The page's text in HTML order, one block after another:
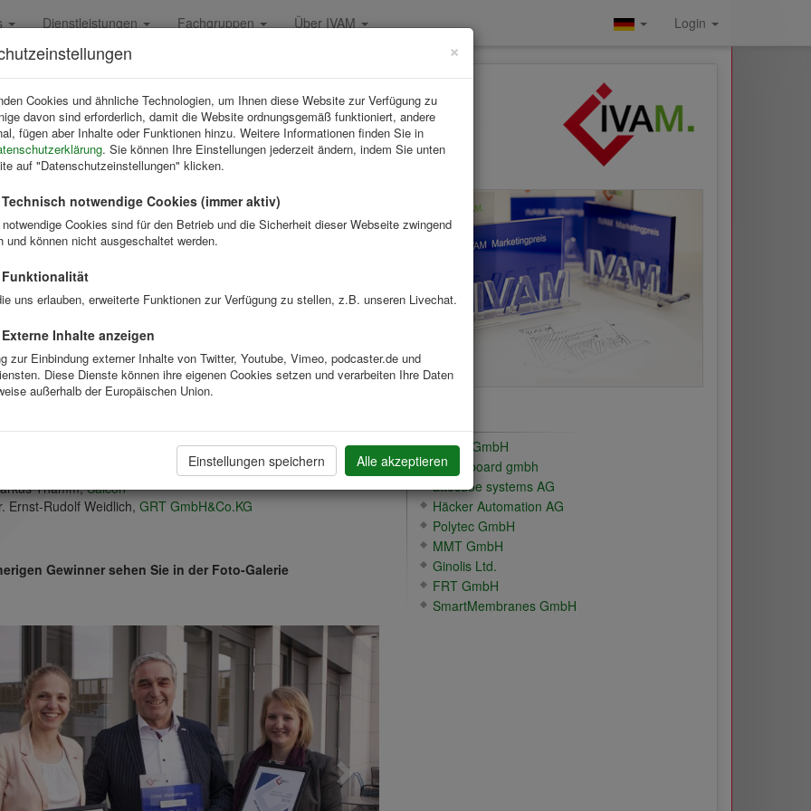
Dienstleistungen Fachgruppen Über IVAM Login
für Mikrotechnik
Marketingpreis
mittelständische Unternehmen haben nicht die Ressourcen,
ausgeben können, um mal eben eine Kampagne
Der IVAM-­Marketingpreis berücksichtigt nicht zuletzt auch,
Unternehmen mit schmalem Budget diesen Planeten erobern
das geht, sehen Sie an den bisherigen Gewinnern des IVAM-
2019
Herrmann,TechnologieZentrumDortmund GmbH
K. Lancki und M. Lancki Ingenieurbüro
Thamm,Salcon
Ernst-Rudolf Weidlich, GRT GmbH&Co.KG
Gewinner sehen Sie in der Foto-Galerie
Aceos GmbH
alpha-board gmbh
attocube systems AG
Häcker Automation AG
Polytec GmbH
MMT GmbH
Ginolis Ltd.
FRT GmbH
SmartMembranes GmbH
Next
×
Cookies und ähnliche Technologien, um Ihnen diese Website zur Verfügung zu
davon sind erforderlich, damit die Website ordnungsgemäß funktioniert, andere
fügen aber Inhalte oder Funktionen hinzu. Weitere Informationen finden Sie in
. Sie können Ihre Einstellungen jederzeit ändern, indem Sie unten
auf "Datenschutzeinstellungen" klicken.
Technisch notwendige Cookies (immer aktiv)
Cookies sind für den Betrieb und die Sicherheit dieser Webseite zwingend
und können nicht ausgeschaltet werden.
Funktionalität
uns erlauben, erweiterte Funktionen zur Verfügung zu stellen, z.B. unseren Livechat.
Externe Inhalte anzeigen
zur Einbindung externer Inhalte von Twitter, Youtube, Vimeo, podcaster.de und
Diese Dienste können ihre eigenen Cookies setzen und verarbeiten Ihre Daten
außerhalb der Europäischen Union.
Einstellungen speichern Alle akzeptieren